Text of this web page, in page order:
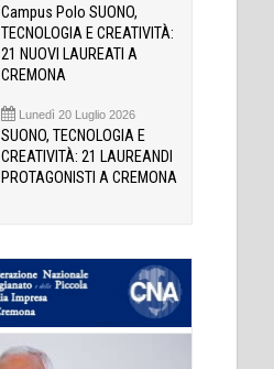
Campus Polo SUONO,
TECNOLOGIA E CREATIVITÀ:
21 NUOVI LAUREATI A
CREMONA
Lunedì 20 Luglio 2026
SUONO, TECNOLOGIA E
CREATIVITÀ: 21 LAUREANDI
PROTAGONISTI A CREMONA